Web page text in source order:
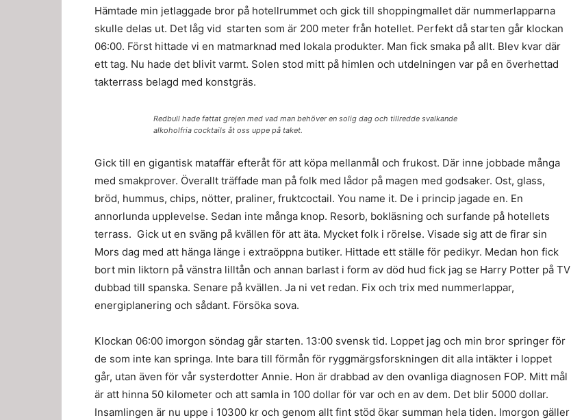
Hämtade min jetlaggade bror på hotellrummet och gick till shoppingmallet där nummerlapparna
skulle delas ut. Det låg vid starten som är 200 meter från hotellet. Perfekt då starten går klockan
06:00. Först hittade vi en matmarknad med lokala produkter. Man fick smaka på allt. Blev kvar där
ett tag. Nu hade det blivit varmt. Solen stod mitt på himlen och utdelningen var på en överhettad
takterrass belagd med konstgräs.
Redbull hade fattat grejen med vad man behöver en solig dag och tillredde svalkande
alkoholfria cocktails åt oss uppe på taket.
Gick till en gigantisk mataffär efteråt för att köpa mellanmål och frukost. Där inne jobbade många
med smakprover. Överallt träffade man på folk med lådor på magen med godsaker. Ost, glass,
bröd, hummus, chips, nötter, praliner, fruktcoctail. You name it. De i princip jagade en. En
annorlunda upplevelse. Sedan inte många knop. Resorb, bokläsning och surfande på hotellets
terrass. Gick ut en sväng på kvällen för att äta. Mycket folk i rörelse. Visade sig att de firar sin
Mors dag med att hänga länge i extraöppna butiker. Hittade ett ställe för pedikyr. Medan hon fick
bort min liktorn på vänstra lilltån och annan barlast i form av död hud fick jag se Harry Potter på TV
dubbad till spanska. Senare på kvällen. Ja ni vet redan. Fix och trix med nummerlappar,
energiplanering och sådant. Försöka sova.
Klockan 06:00 imorgon söndag går starten. 13:00 svensk tid. Loppet jag och min bror springer för
de som inte kan springa. Inte bara till förmån för ryggmärgsforskningen dit alla intäkter i loppet
går, utan även för vår systerdotter Annie. Hon är drabbad av den ovanliga diagnosen FOP. Mitt mål
är att hinna 50 kilometer och att samla in 100 dollar för var och en av dem. Det blir 5000 dollar.
Insamlingen är nu uppe i 10300 kr och genom allt fint stöd ökar summan hela tiden. Imorgon gäller